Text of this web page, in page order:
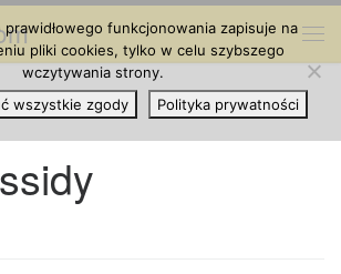
cassidy
funkcjonowania zapisuje na
pliki cookies, tylko w celu szybszego
wczytywania strony.
wszystkie zgody Polityka prywatności